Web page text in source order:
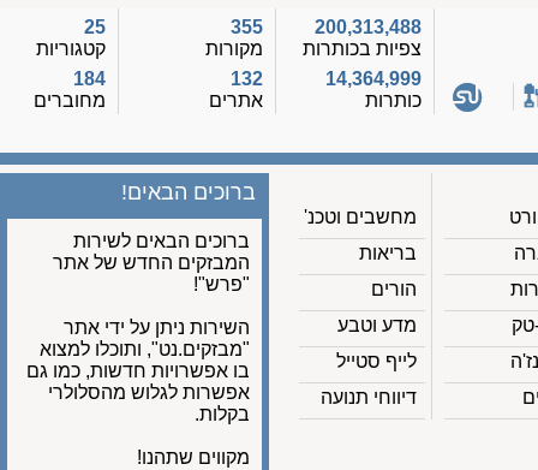
200,313,488
צפיות בכותרות
14,364,999
כותרות
355
מקורות
132
אתרים
קטגוריות
184
מחוברים
מחשבים וטכנ'
בריאות
הורים
מדע וטבע
לייף סטייל
דיווחי תנועה
ברוכים הבאים!
ברוכים הבאים לשירות
המבזקים החדש של אתר
"פרש"!
השירות ניתן על ידי אתר
"מבזקים.נט", ותוכלו למצוא
בו אפשרויות חדשות, כמו גם
אפשרות לגלוש מהסלולרי
בקלות.
מקווים שתהנו!